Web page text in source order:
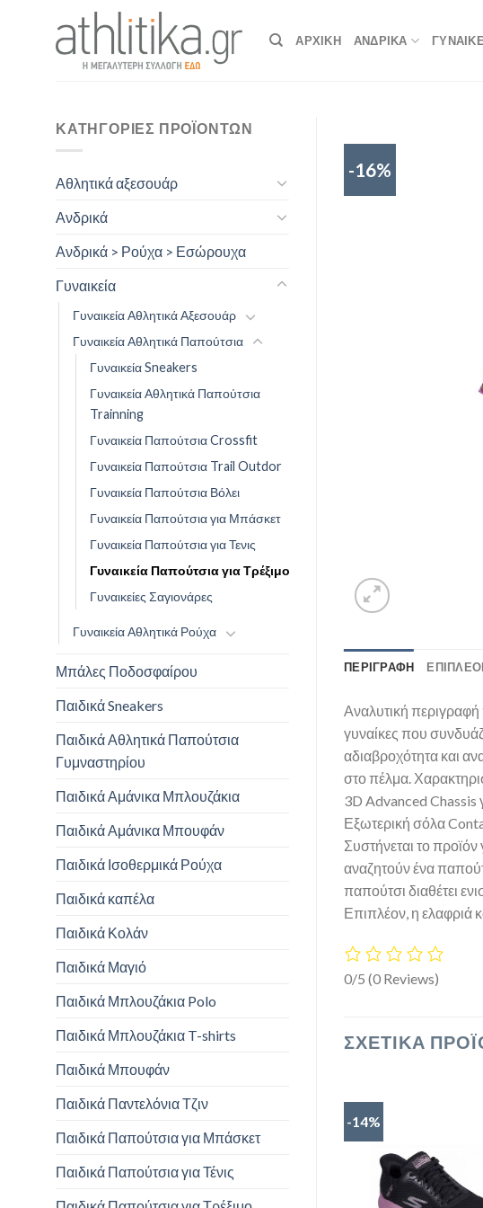
ΑΡΧΙΚΉ ΑΝΔΡΙΚΑ
ΚΑΤΗΓΟΡΊΕΣ ΠΡΟΪΌΝΤΩΝ
Αθλητικά αξεσουάρ
Ανδρικά
Ανδρικά > Ρούχα > Εσώρουχα
Γυναικεία
Γυναικεία Αθλητικά Αξεσουάρ
Γυναικεία Αθλητικά Παπούτσια
Γυναικεία Sneakers
Γυναικεία Αθλητικά Παπούτσια
Trainning
Γυναικεία Παπούτσια Crossfit
Γυναικεία Παπούτσια Trail Outdor
Γυναικεία Παπούτσια Βόλει
Γυναικεία Παπούτσια για Μπάσκετ
Γυναικεία Παπούτσια για Τενις
Γυναικεία Παπούτσια για Τρέξιμο
Γυναικείες Σαγιονάρες
Γυναικεία Αθλητικά Ρούχα
Μπάλες Ποδοσφαίρου
Παιδικά Sneakers
Παιδικά Αθλητικά Παπούτσια
Γυμναστηρίου
Παιδικά Αμάνικα Μπλουζάκια
Παιδικά Αμάνικα Μπουφάν
Παιδικά Ισοθερμικά Ρούχα
Παιδικά καπέλα
Παιδικά Κολάν
Παιδικά Μαγιό
Παιδικά Μπλουζάκια Polo
Παιδικά Μπλουζάκια T-shirts
Παιδικά Μπουφάν
Παιδικά Παντελόνια Τζιν
Παιδικά Παπούτσια για Μπάσκετ
Παιδικά Παπούτσια για Τένις
-16%
ΠΕΡΙΓΡΑΦΉ
Αναλυτική
γυναίκες που
αδιαβροχότητα και
στο πέλμα.
3D Advanced Chassis
Εξωτερική σόλα
Συστήνεται το
αναζητούν ένα
παπούτσι διαθέτει
Επιπλέον, η ελαφριά
0/5 (0 Reviews)
ΣΧΕΤΙΚΆ
-14%